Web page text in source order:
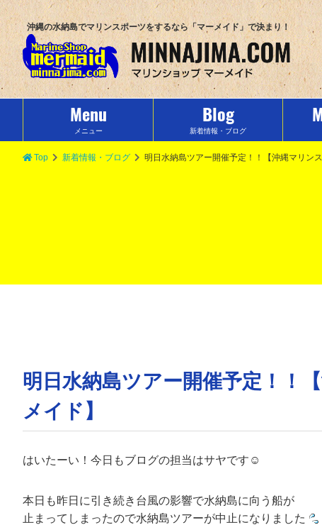
沖縄の水納島でマリンスポーツをするなら「マーメイド」で決まり！
Menu
メニュー
Blog
新着情報・ブログ
Top 新着情報・ブログ 明日水納島ツアー開催予定！！【沖縄マリン
明日水納島ツアー開催予定！！
メイド】
はいたーい！今日もブログの担当はサヤです☺
本日も昨日に引き続き台風の影響で水納島に向う船が
止まってしまったので水納島ツアーが中止になりました